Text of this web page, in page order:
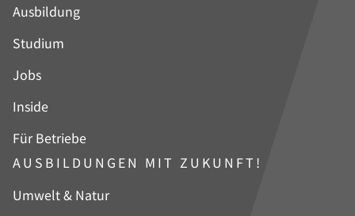
Navigation
Ausbildung
Studium
Jobs
Inside
Für Betriebe
AUSBILDUNGEN MIT ZUKUNFT!
Navigation
Umwelt & Natur